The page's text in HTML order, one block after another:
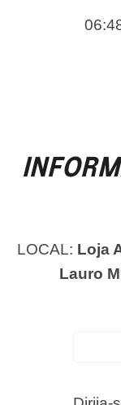
LOCAL: Loja
Lauro